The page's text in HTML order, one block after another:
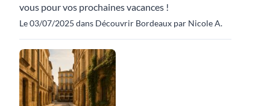
vous pour vos prochaines vacances !
Le 03/07/2025 dans Découvrir Bordeaux par Nicole A.